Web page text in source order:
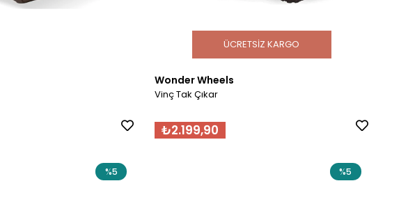
Wonder Wheels
Vinç Tak Çıkar
₺2.199,90
ÜCRETSIZ KARGO
%5 %5